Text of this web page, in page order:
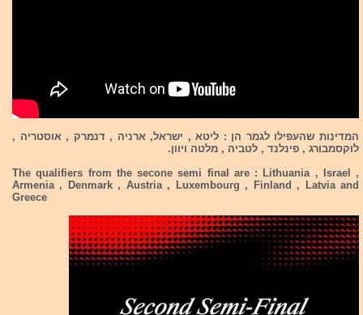
המדינות שהעפילו לגמר הן : ליטא , ישראל, ארניה , דנמרק , אוסטריה ,
לוקסמבורג , פינלנד , לטביה , מלטה ויוון.
The qualifiers from the secone semi final are : Lithuania , Israel ,
Armenia , Denmark , Austria , Luxembourg , Finland , Latvia and
Greece